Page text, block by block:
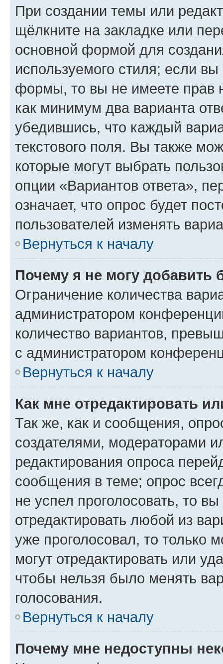
При создании темы или
щёлкните на закладке или
основной формой для
используемого стиля; если
формы, то вы не имеете прав
как минимум два варианта
убедившись, что каждый
текстового поля. Вы также
которые могут выбрать
опции «Вариантов ответа»,
означает, что опрос будет
пользователей изменять
Вернуться к началу
Почему я не могу добавить
Ограничение количества
администратором
количество вариантов,
с администратором
Вернуться к началу
Как мне отредактировать
Так же, как и сообщения,
создателями, модераторами
редактирования опроса
сообщения в теме; опрос
не успел проголосовать, то
отредактировать любой из
уже проголосовал, то только
могут отредактировать или
чтобы нельзя было менять
голосования.
Вернуться к началу
Почему мне недоступны